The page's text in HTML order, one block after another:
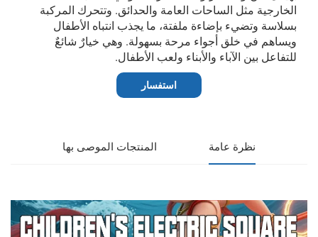
الخارجية مثل الساحات العامة والحدائق. وتتحرك المركبة
بسلاسة وتضيء بإضاءة ملفتة، ما يجذب انتباه الأطفال
ويساهم في خلق أجواء مرحة بسهولة. وهي خيارٌ شائعٌ
للتفاعل بين الآباء والأبناء ولعب الأطفال.
استفسار
نظرة عامة المنتجات الموصى بها